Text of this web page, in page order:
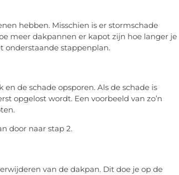
hebben. Misschien is er stormschade
meer dakpannen er kapot zijn hoe langer je
onderstaande stappenplan.
en de schade opsporen. Als de schade is
opgelost wordt. Een voorbeeld van zo’n
door naar stap 2.
van de dakpan. Dit doe je op de